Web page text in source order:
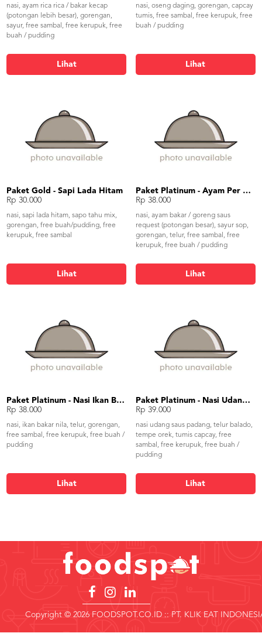
nasi, ayam rica rica / bakar kecap
(potongan lebih besar), gorengan,
sayur, free sambal, free kerupuk, free
buah / pudding
Lihat
nasi, oseng daging, gorengan, capcay
tumis, free sambal, free kerupuk, free
buah / pudding
Lihat
Paket Gold - Sapi Lada Hitam
Rp 30.000
nasi, sapi lada hitam, sapo tahu mix,
gorengan, free buah/pudding, free
kerupuk, free sambal
Lihat
Paket Platinum - Ayam Per Request
Rp 38.000
nasi, ayam bakar / goreng saus
request (potongan besar), sayur sop,
gorengan, telur, free sambal, free
kerupuk, free buah / pudding
Lihat
Paket Platinum - Nasi Ikan Bakar
Rp 38.000
nasi, ikan bakar nila, telur, gorengan,
free sambal, free kerupuk, free buah /
pudding
Lihat
Paket Platinum - Nasi Udang Saus Padang
Rp 39.000
nasi udang saus padang, telur balado,
tempe orek, tumis capcay, free
sambal, free kerupuk, free buah /
pudding
Lihat
Copyright © 2026 FOODSPOT.CO.ID :: PT. KLIK EAT